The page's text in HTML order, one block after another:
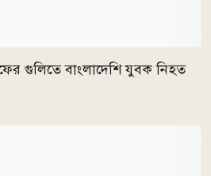
গুলিতে বাংলাদেশি যুবক নিহত